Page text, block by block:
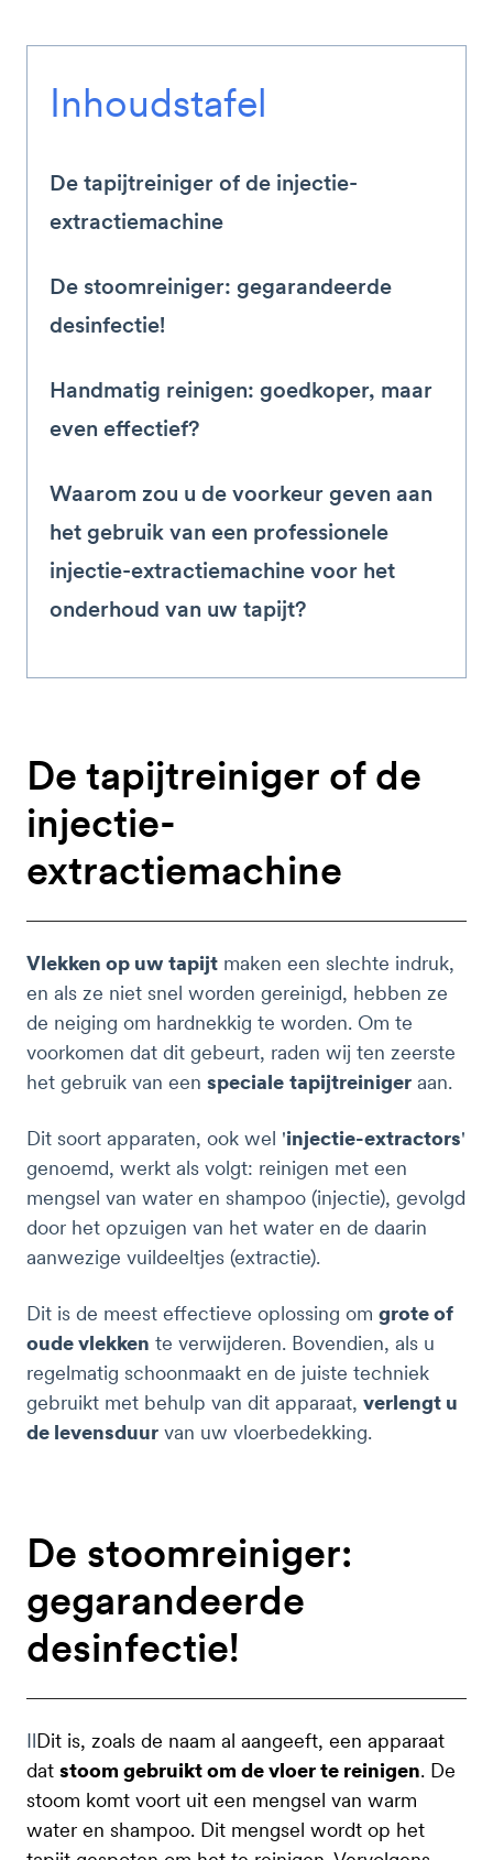
Inhoudstafel
De tapijtreiniger of de injectie-
extractiemachine
De stoomreiniger: gegarandeerde
desinfectie!
Handmatig reinigen: goedkoper, maar
even effectief?
Waarom zou u de voorkeur geven aan
het gebruik van een professionele
injectie-extractiemachine voor het
onderhoud van uw tapijt?
De tapijtreiniger of de
injectie-
extractiemachine
Vlekken op uw tapijt maken een slechte indruk,
en als ze niet snel worden gereinigd, hebben ze
de neiging om hardnekkig te worden. Om te
voorkomen dat dit gebeurt, raden wij ten zeerste
het gebruik van een speciale tapijtreiniger aan.
Dit soort apparaten, ook wel 'injectie-extractors'
genoemd, werkt als volgt: reinigen met een
mengsel van water en shampoo (injectie), gevolgd
door het opzuigen van het water en de daarin
aanwezige vuildeeltjes (extractie).
Dit is de meest effectieve oplossing om grote of
oude vlekken te verwijderen. Bovendien, als u
regelmatig schoonmaakt en de juiste techniek
gebruikt met behulp van dit apparaat, verlengt u
de levensduur van uw vloerbedekking.
De stoomreiniger:
gegarandeerde
desinfectie!
IlDit is, zoals de naam al aangeeft, een apparaat
dat stoom gebruikt om de vloer te reinigen. De
stoom komt voort uit een mengsel van warm
water en shampoo. Dit mengsel wordt op het